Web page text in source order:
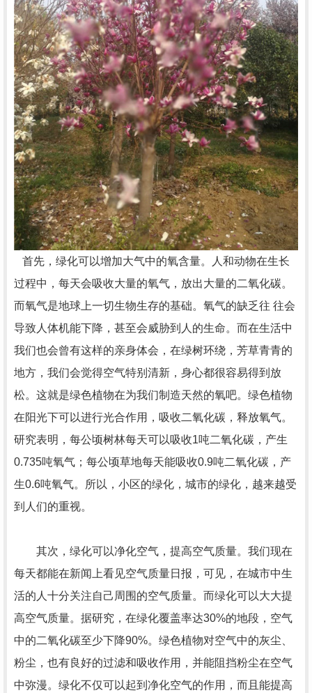
首先，绿化可以增加大气中的氧含量。人和动物在生长
过程中，每天会吸收大量的氧气，放出大量的二氧化碳。
而氧气是地球上一切生物生存的基础。氧气的缺乏往 往会
导致人体机能下降，甚至会威胁到人的生命。而在生活中
我们也会曾有这样的亲身体会，在绿树环绕，芳草青青的
地方，我们会觉得空气特别清新，身心都很容易得到放
松。这就是绿色植物在为我们制造天然的氧吧。绿色植物
在阳光下可以进行光合作用，吸收二氧化碳，释放氧气。
研究表明，每公顷树林每天可以吸收1吨二氧化碳，产生
0.735吨氧气；每公顷草地每天能吸收0.9吨二氧化碳，产
生0.6吨氧气。所以，小区的绿化，城市的绿化，越来越受
到人们的重视。
其次，绿化可以净化空气，提高空气质量。我们现在
每天都能在新闻上看见空气质量日报，可见，在城市中生
活的人十分关注自己周围的空气质量。而绿化可以大大提
高空气质量。据研究，在绿化覆盖率达30%的地段，空气
中的二氧化碳至少下降90%。绿色植物对空气中的灰尘、
粉尘，也有良好的过滤和吸收作用，并能阻挡粉尘在空气
中弥漫。绿化不仅可以起到净化空气的作用，而且能提高